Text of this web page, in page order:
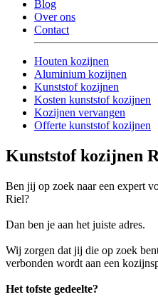
Blog
Over ons
Contact
Houten kozijnen
Aluminium kozijnen
Kunststof kozijnen
Kosten kunststof kozijnen
Kozijnen vervangen
Offerte kunststof kozijnen
Kunststof kozijnen
Ben jij op zoek naar een expert
Riel?
Dan ben je aan het juiste adres.
Wij zorgen dat jij die op zoek
verbonden wordt aan een
Het tofste gedeelte?